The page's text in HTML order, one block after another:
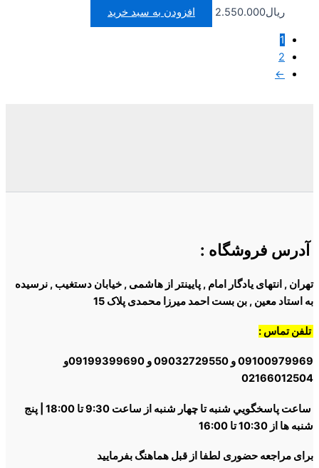
ریال2.550.000 افزودن به سبد خرید
1
2
←
آدرس فروشگاه :
تهران , انتهای یادگار امام , پایینتر از هاشمی , خیابان دستغیب , نرسیده
به استاد معین , بن بست احمد میرزا محمدی پلاک 15
تلفن تماس :
09100979969 و 09032729550 و 09199399690و
02166012504
ساعت پاسخگويي شنبه تا چهار شنبه از ساعت 9:30 تا 18:00 | پنج
شنبه ها از 10:30 تا 16:00
برای مراجعه حضوری لطفا از قبل هماهنگ بفرمایید